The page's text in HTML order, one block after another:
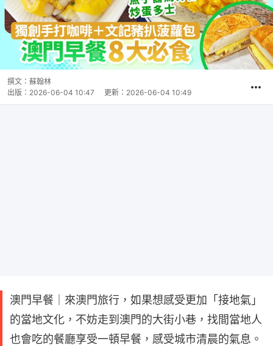
撰文： 蘇翰林
出版： 2026-06-04 10:47 更新： 2026-06-04 10:49
澳門早餐｜來澳門旅行，如果想感受更加「接地氣」
的當地文化，不妨走到澳門的大街小巷，找間當地人
也會吃的餐廳享受一頓早餐，感受城市清晨的氣息。